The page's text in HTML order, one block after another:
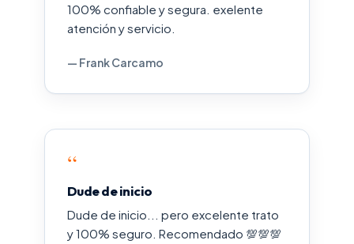
100% confiable y segura. exelente
atención y servicio.
— Frank Carcamo
“
Dude de inicio
Dude de inicio... pero excelente trato
y 100% seguro. Recomendado 💯💯💯